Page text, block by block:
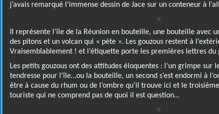
j’avais remarqué l’immense dessin de Jace sur un conteneur à
Il représente l’île de la Réunion en bouteille, une bouteille avec
des pitons et un volcan qui « pète ». Les gouzous restent à
Vraisemblablement ! et l’étiquette porte les premières lettres du
Les petits gouzous ont des attitudes éloquentes : l’un grimpe sur
tendresse pour l’île…ou la bouteille, un second s’est endormi à
être à cause du rhum ou de l’ombre qu’il trouve ici et le
touriste qui ne comprend pas de quoi il est question…